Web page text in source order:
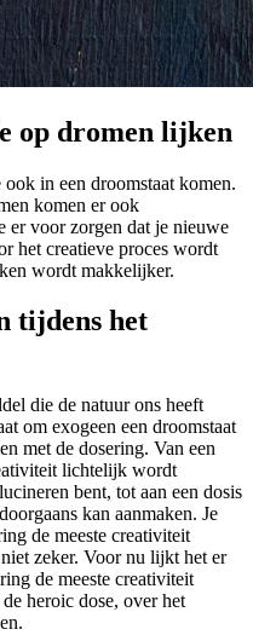
op dromen lijken
in een droomstaat komen.
komen er ook
er voor zorgen dat je nieuwe
het creatieve proces wordt
wordt makkelijker.
tijdens het
die de natuur ons heeft
om exogeen een droomstaat
met de dosering. Van een
lichtelijk wordt
bent, tot aan een dosis
kan aanmaken. Je
de meeste creativiteit
zeker. Voor nu lijkt het er
de meeste creativiteit
heroic dose, over het